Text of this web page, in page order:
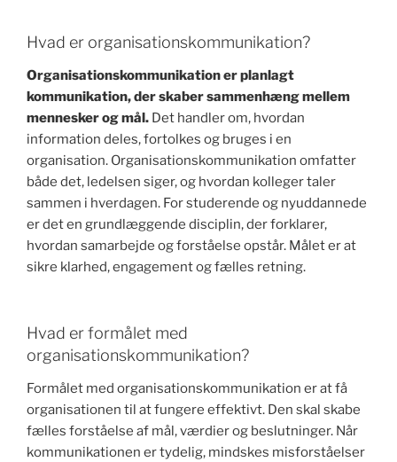
Hvad er organisationskommunikation?
Organisationskommunikation er planlagt
kommunikation, der skaber sammenhæng mellem
mennesker og mål. Det handler om, hvordan
information deles, fortolkes og bruges i en
organisation. Organisationskommunikation omfatter
både det, ledelsen siger, og hvordan kolleger taler
sammen i hverdagen. For studerende og nyuddannede
er det en grundlæggende disciplin, der forklarer,
hvordan samarbejde og forståelse opstår. Målet er at
sikre klarhed, engagement og fælles retning.
Hvad er formålet med
organisationskommunikation?
Formålet med organisationskommunikation er at få
organisationen til at fungere effektivt. Den skal skabe
fælles forståelse af mål, værdier og beslutninger. Når
kommunikationen er tydelig, mindskes misforståelser